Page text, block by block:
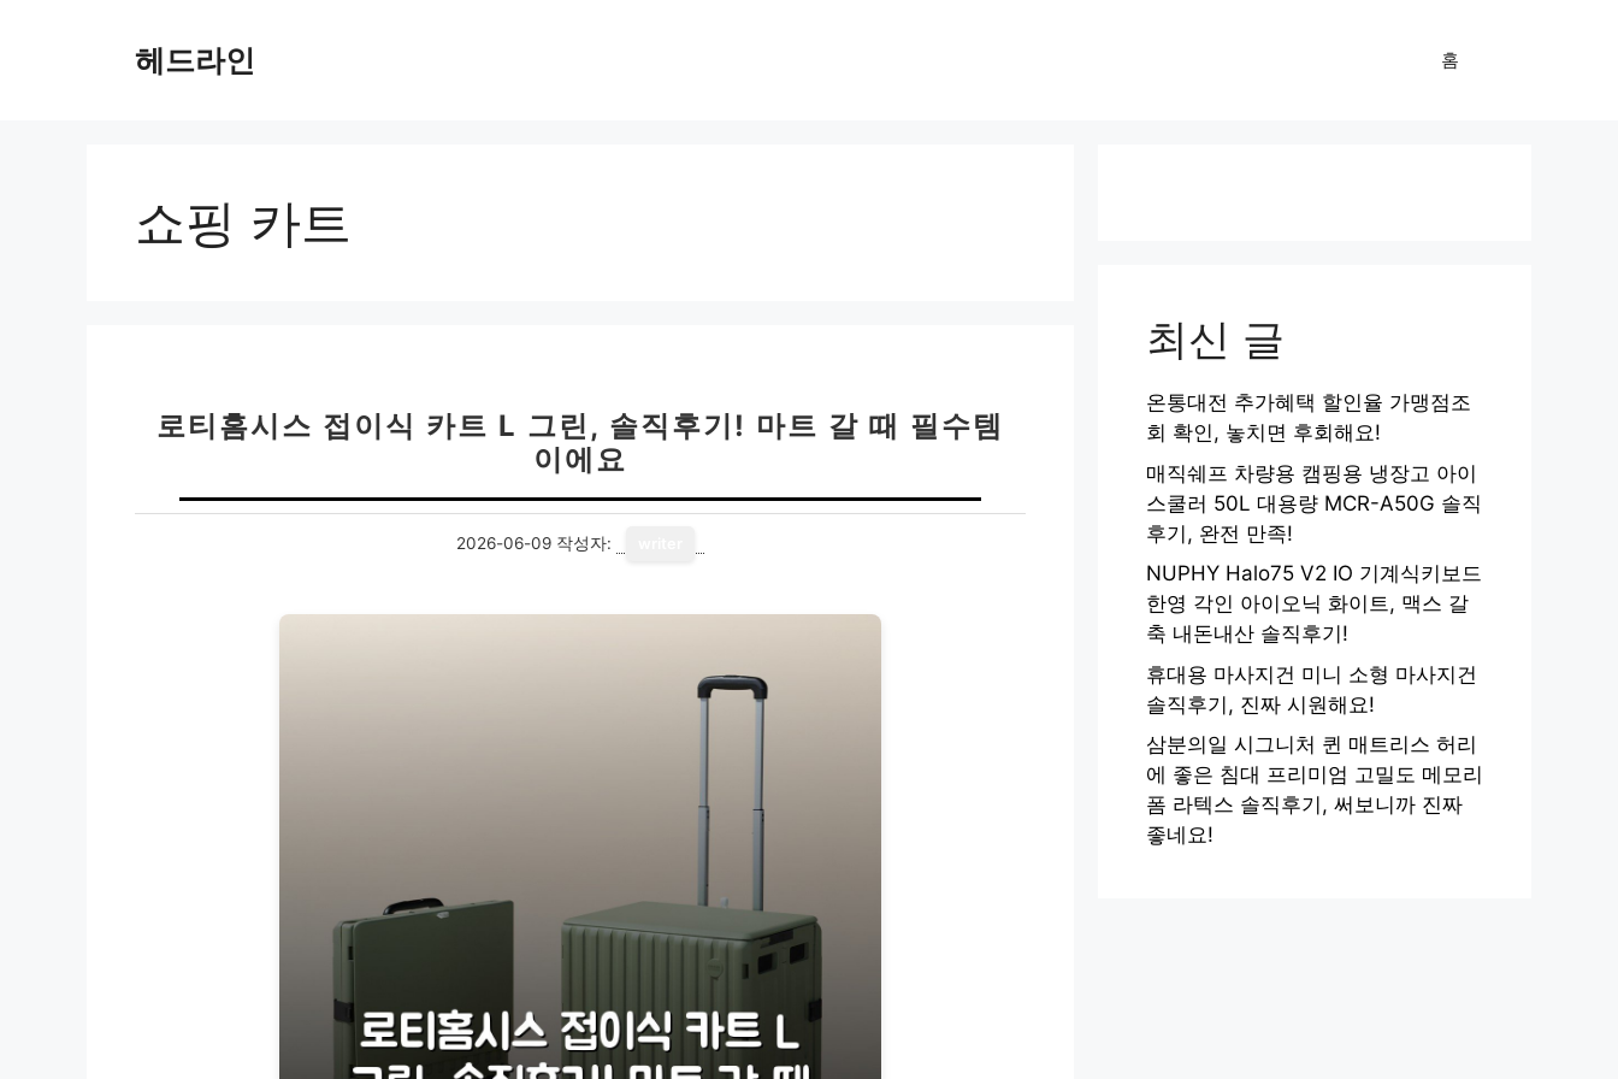
헤드라인 홈
쇼핑 카트
로티홈시스 접이식 카트 L 그린, 솔직후기! 마트 갈 때 필수템
이에요
2026-06-09 작성자:
최신 글
온통대전 추가혜택 할인율 가맹점조
회 확인, 놓치면 후회해요!
매직쉐프 차량용 캠핑용 냉장고 아이
스쿨러 50L 대용량 MCR-A50G 솔직
후기, 완전 만족!
NUPHY Halo75 V2 IO 기계식키보드
한영 각인 아이오닉 화이트, 맥스 갈
축 내돈내산 솔직후기!
휴대용 마사지건 미니 소형 마사지건
솔직후기, 진짜 시원해요!
삼분의일 시그니처 퀸 매트리스 허리
에 좋은 침대 프리미엄 고밀도 메모리
폼 라텍스 솔직후기, 써보니까 진짜
좋네요!